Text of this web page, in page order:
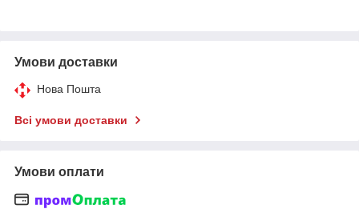
Умови доставки
Нова Пошта
Всі умови доставки
Умови оплати